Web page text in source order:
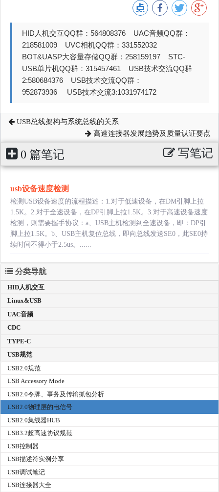
HID人机交互QQ群：564808376 UAC音频QQ群：
218581009 UVC相机QQ群：331552032
BOT&UASP大容量存储QQ群：258159197 STC-
USB单片机QQ群：315457461 USB技术交流QQ群
2:580684376 USB技术交流QQ群：
952873936 USB技术交流3:1031974172
USB总线架构与系统总线的关系
高速连接器发展趋势及质量认证要点
0 篇笔记 写笔记
usb设备速度检测
检测USB设备速度的流程描述：1.对于低速设备，在DM引脚上拉
1.5K。2.对于全速设备，在DP引脚上拉1.5K。3.对于高速设备速度
检测，则需要握手协议：a、USB主机检测到全速设备，即：DP引
脚上拉1.5K。b、USB主机复位总线，即向总线发送SE0，此SE0持
续时间不得小于2.5us。......
分类导航
HID人机交互
Linux&USB
UAC音频
CDC
TYPE-C
USB规范
USB2.0规范
USB Accessory Mode
USB2.0令牌、事务及传输抓包分析
USB2.0物理层的电信号
USB2.0集线器HUB
USB3.2超高速协议规范
USB控制器
USB描述符实例分享
USB调试笔记
USB连接器大全